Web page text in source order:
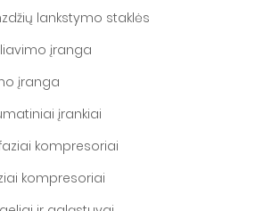
lankstymo staklės
įranga
įranga
įrankiai
kompresoriai
kompresoriai